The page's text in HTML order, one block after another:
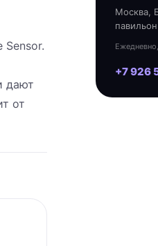
дают
от
Москва,
+7 926